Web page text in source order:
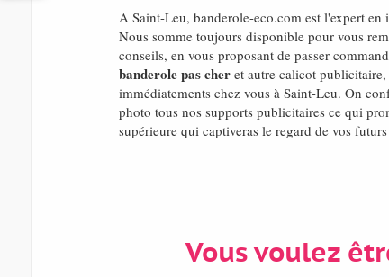
A Saint-Leu, banderole-eco.com est l'expert
Nous somme toujours disponible pour vous
conseils, en vous proposant de passer
banderole pas cheret autre calicot publicitaire,
immédiatements chez vous à Saint-Leu. On
photo tous nos supports publicitaires ce qui
supérieure qui captiveras le regard de vos
Vous voulez